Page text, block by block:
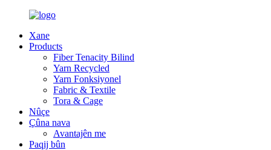
Xane
Products
Fiber Tenacity Bilind
Yarn Recycled
Yarn Fonksiyonel
Fabric & Textile
Tora & Cage
Nûçe
Çûna nava
Avantajên me
Paqij bûn